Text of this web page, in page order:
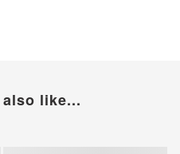
like...